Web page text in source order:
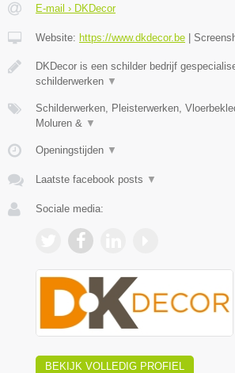
E-mail › DKDecor
Website: https://www.dkdecor.be
DKDecor is een schilder bedrijf
schilderwerken ▼
Schilderwerken, Pleisterwerken,
Moluren & ▼
Openingstijden ▼
Laatste facebook posts ▼
Sociale media:
BEKIJK VOLLEDIG PROFIEL